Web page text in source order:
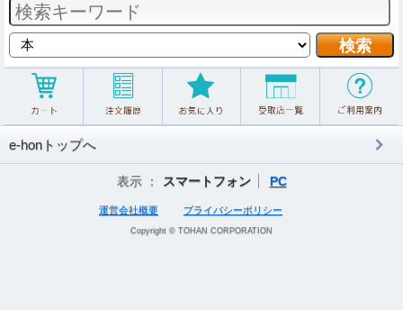
e-honトップへ
表示 ： スマートフォン PC
運営会社概要 プライバシーポリシー
Copyright © TOHAN CORPORATION